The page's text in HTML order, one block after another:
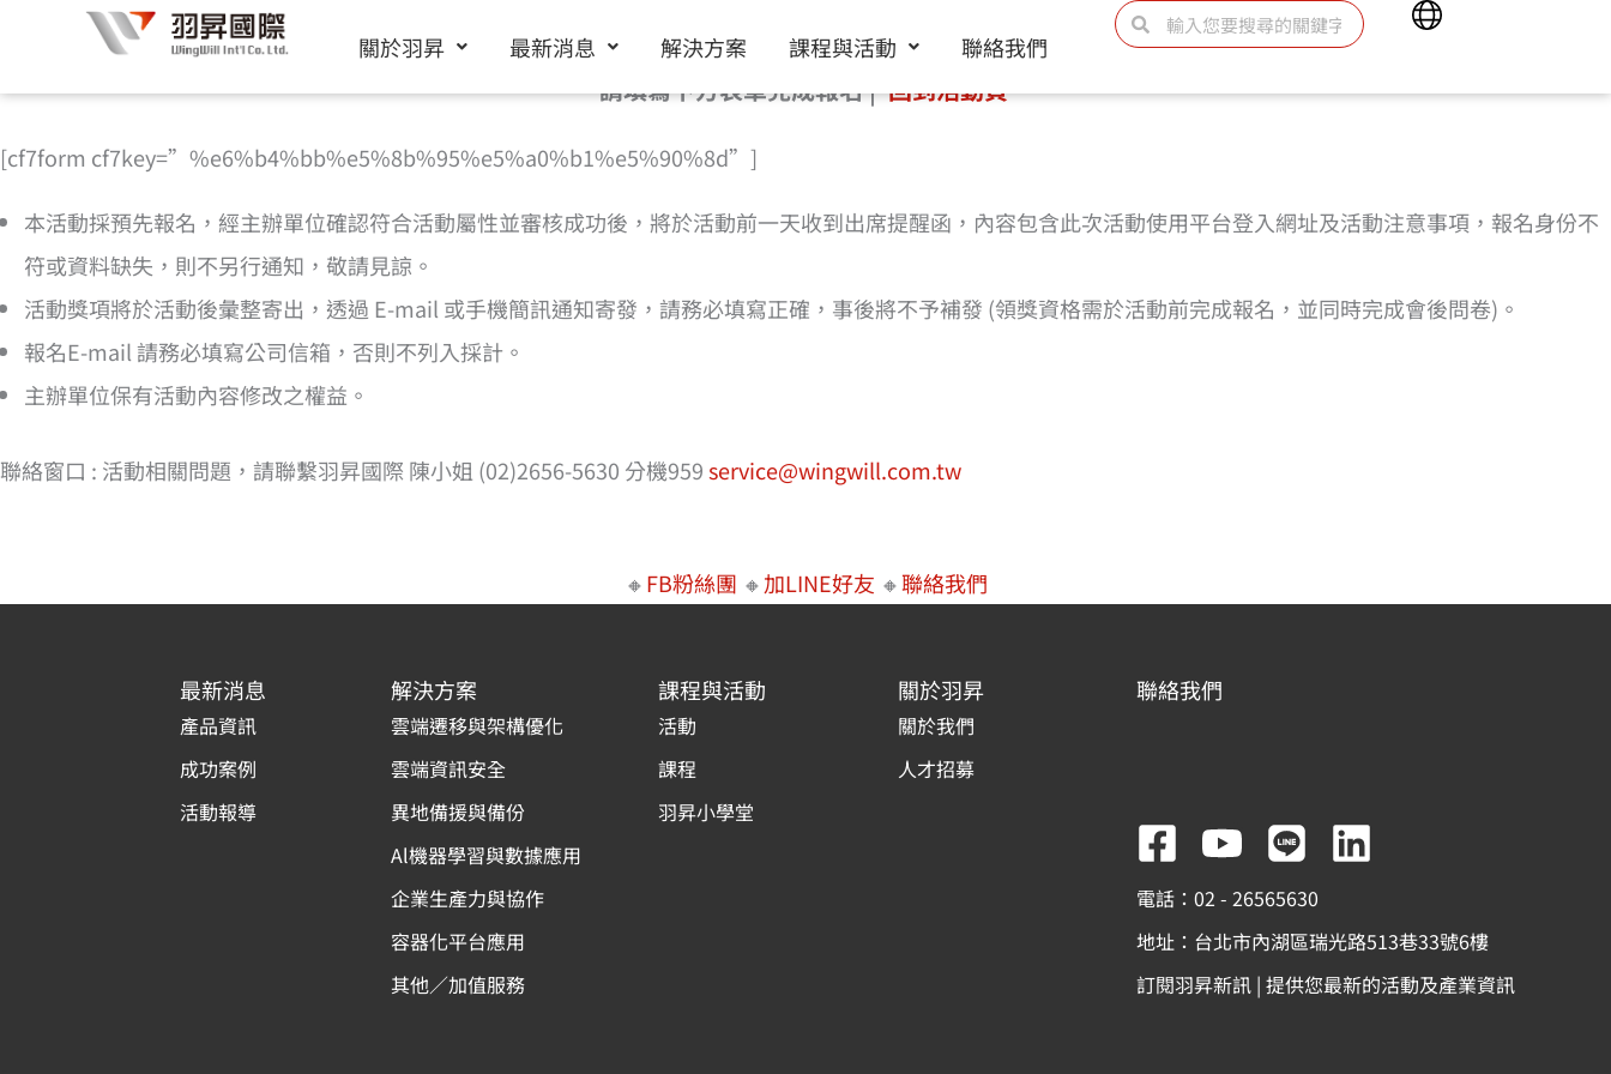
主
要
容
關於羽昇 最新消息 解決方案 課程與活動 聯絡我們
搜
Main
請填寫下方表單完成報名 |回到活動頁
[cf7form cf7key=”%e6%b4%bb%e5%8b%95%e5%a0%b1%e5%90%8d”]
本活動採預先報名，經主辦單位確認符合活動屬性並審核成功後，將於活動前一天收到出席提醒函，內容包含此次活動使用平台登入網址及活動注意事項，報名身份不
符或資料缺失，則不另行通知，敬請見諒。
活動獎項將於活動後彙整寄出，透過 E-mail 或手機簡訊通知寄發，請務必填寫正確，事後將不予補發 (領獎資格需於活動前完成報名，並同時完成會後問卷)。
報名E-mail 請務必填寫公司信箱，否則不列入採計。
主辦單位保有活動內容修改之權益。
聯絡窗口 : 活動相關問題，請聯繫羽昇國際 陳小姐 (02)2656-5630 分機959service@wingwill.com.tw
🔸FB粉絲團 🔸加LINE好友 🔸聯絡我們
最新消息
產品資訊
成功案例
活動報導
解決方案
雲端遷移與架構優化
雲端資訊安全
異地備援與備份
Al機器學習與數據應用
企業生產力與協作
容器化平台應用
其他／加值服務
課程與活動
活動
課程
羽昇小學堂
關於羽昇
關於我們
人才招募
聯絡我們
F
a
c
e
b
Y
o
u
t
u
L
i
n
e
L
n
k
e
電話：02 - 26565630
地址：台北市內湖區瑞光路513巷33號6樓
訂閱羽昇新訊 | 提供您最新的活動及產業資訊